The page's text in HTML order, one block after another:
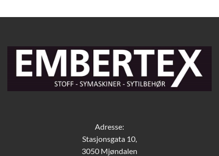
Adresse:
Stasjonsgata 10,
3050 Mjøndalen